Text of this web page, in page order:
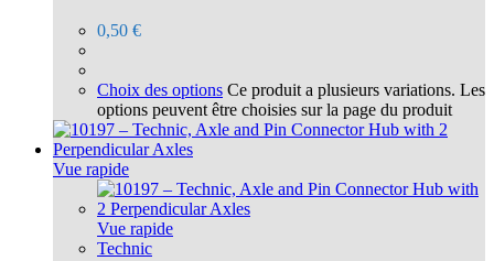
0,50 €
Choix des options Ce produit a plusieurs variations. Les
options peuvent être choisies sur la page du produit
Vue rapide
Vue rapide
Technic